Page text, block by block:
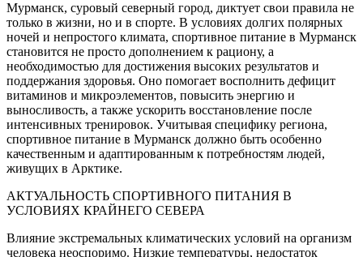
Мурманск, суровый северный город, диктует свои правила не
только в жизни, но и в спорте. В условиях долгих полярных
ночей и непростого климата, спортивное питание в Мурманск
становится не просто дополнением к рациону, а
необходимостью для достижения высоких результатов и
поддержания здоровья. Оно помогает восполнить дефицит
витаминов и микроэлементов, повысить энергию и
выносливость, а также ускорить восстановление после
интенсивных тренировок. Учитывая специфику региона,
спортивное питание в Мурманск должно быть особенно
качественным и адаптированным к потребностям людей,
живущих в Арктике.
АКТУАЛЬНОСТЬ СПОРТИВНОГО ПИТАНИЯ В
УСЛОВИЯХ КРАЙНЕГО СЕВЕРА
Влияние экстремальных климатических условий на организм
человека неоспоримо. Низкие температуры, недостаток